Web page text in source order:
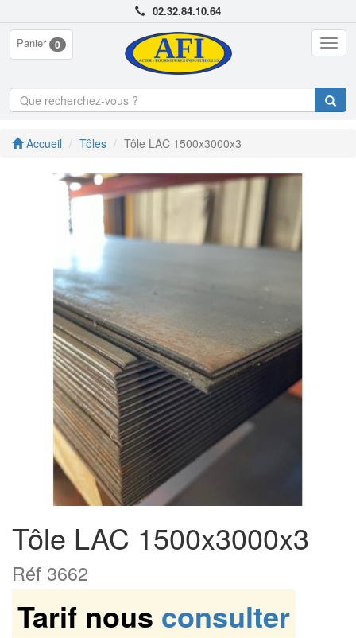
02.32.84.10.64
Panier 0
Accueil Tôles Tôle LAC 1500x3000x3
Tôle LAC 1500x3000x3
Réf 3662
Tarif nous consulter